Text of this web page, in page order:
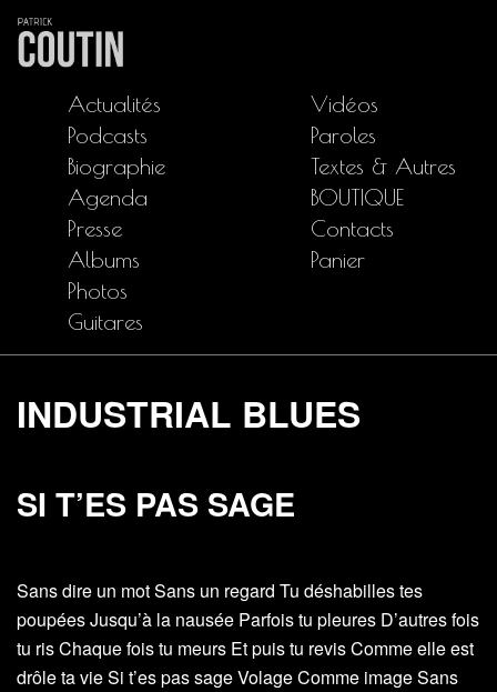
Actualités
Podcasts
Biographie
Agenda
Presse
Albums
Photos
Guitares
Vidéos
Paroles
Textes & Autres
BOUTIQUE
Contacts
Panier
INDUSTRIAL BLUES
SI T’ES PAS SAGE
Sans dire un mot Sans un regard Tu déshabilles tes
poupées Jusqu’à la nausée Parfois tu pleures D’autres fois
tu ris Chaque fois tu meurs Et puis tu revis Comme elle est
drôle ta vie Si t’es pas sage Volage Comme image Sans